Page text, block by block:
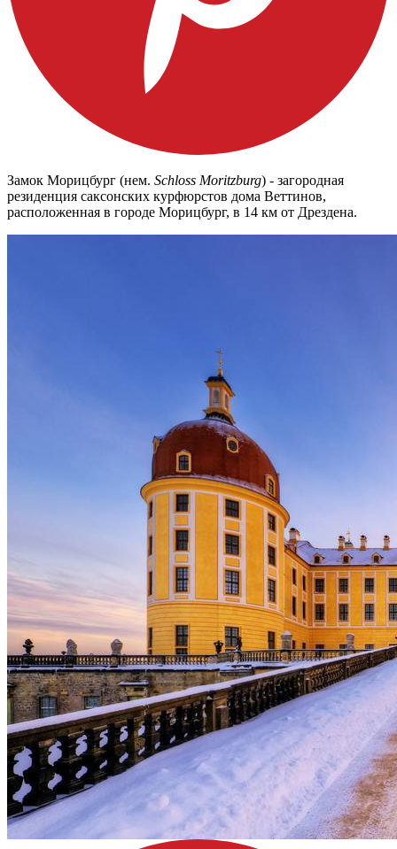
Замок Морицбург (нем. Schloss Moritzburg) - загородная
резиденция саксонских курфюрстов дома Веттинов,
расположенная в городе Морицбург, в 14 км от Дрездена.